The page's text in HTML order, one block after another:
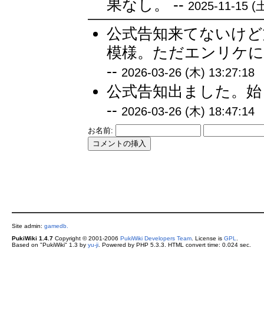
果なし。 -- 2025-11-15 (
公式告知来てないけ
模様。ただエンリケ
-- 2026-03-26 (木) 13:27:18
公式告知出ました。
-- 2026-03-26 (木) 18:47:14
お名前:
Site admin: gamedb.
PukiWiki 1.4.7Copyright © 2001-2006 PukiWiki Developers Team. License is GPL
Based on "PukiWiki" 1.3 by yu-ji. Powered by PHP 5.3.3. HTML convert time: 0.024 sec.